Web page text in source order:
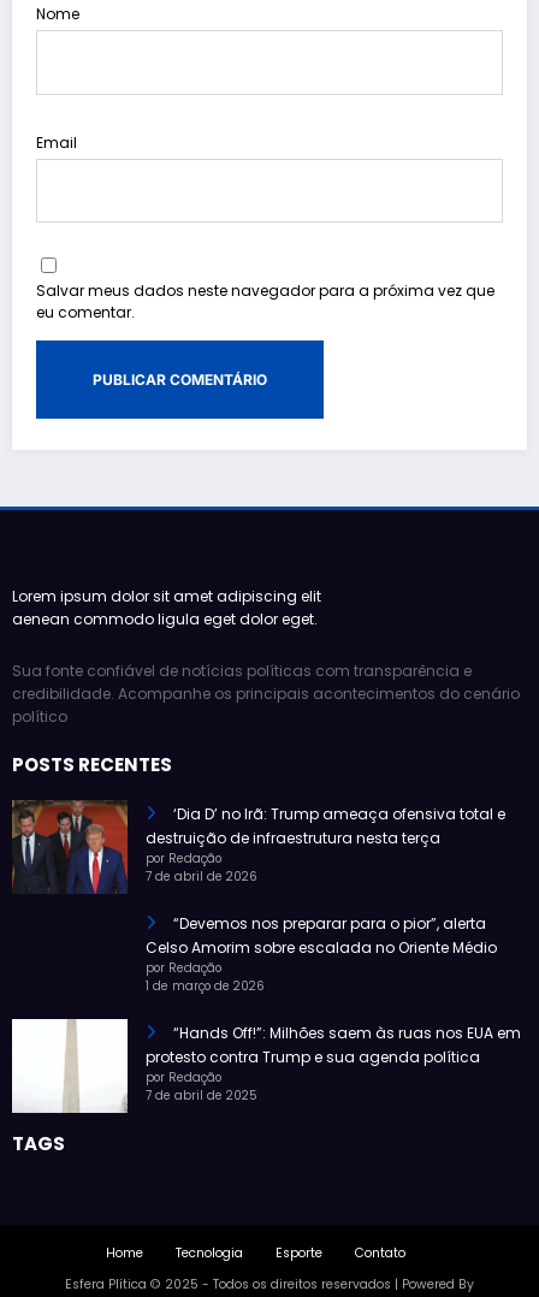
Nome
Email
Salvar meus dados neste navegador para a próxima vez que
eu comentar.
Lorem ipsum dolor sit amet adipiscing elit
aenean commodo ligula eget dolor eget.
Sua fonte confiável de notícias políticas com transparência e
credibilidade. Acompanhe os principais acontecimentos do cenário
político
POSTS RECENTES
‘Dia D’ no Irã: Trump ameaça ofensiva total e
destruição de infraestrutura nesta terça
por Redação
7 de abril de 2026
“Devemos nos preparar para o pior”, alerta
Celso Amorim sobre escalada no Oriente Médio
por Redação
1 de março de 2026
“Hands Off!”: Milhões saem às ruas nos EUA em
protesto contra Trump e sua agenda política
por Redação
7 de abril de 2025
TAGS
Home Tecnologia Esporte
Contato
Esfera Plítica © 2025 - Todos os direitos reservados | Powered By